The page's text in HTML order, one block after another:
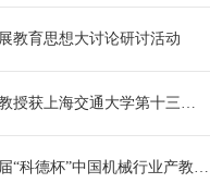
教育思想大讨论研讨活动
授获上海交通大学第十三
“科德杯”中国机械行业产教融